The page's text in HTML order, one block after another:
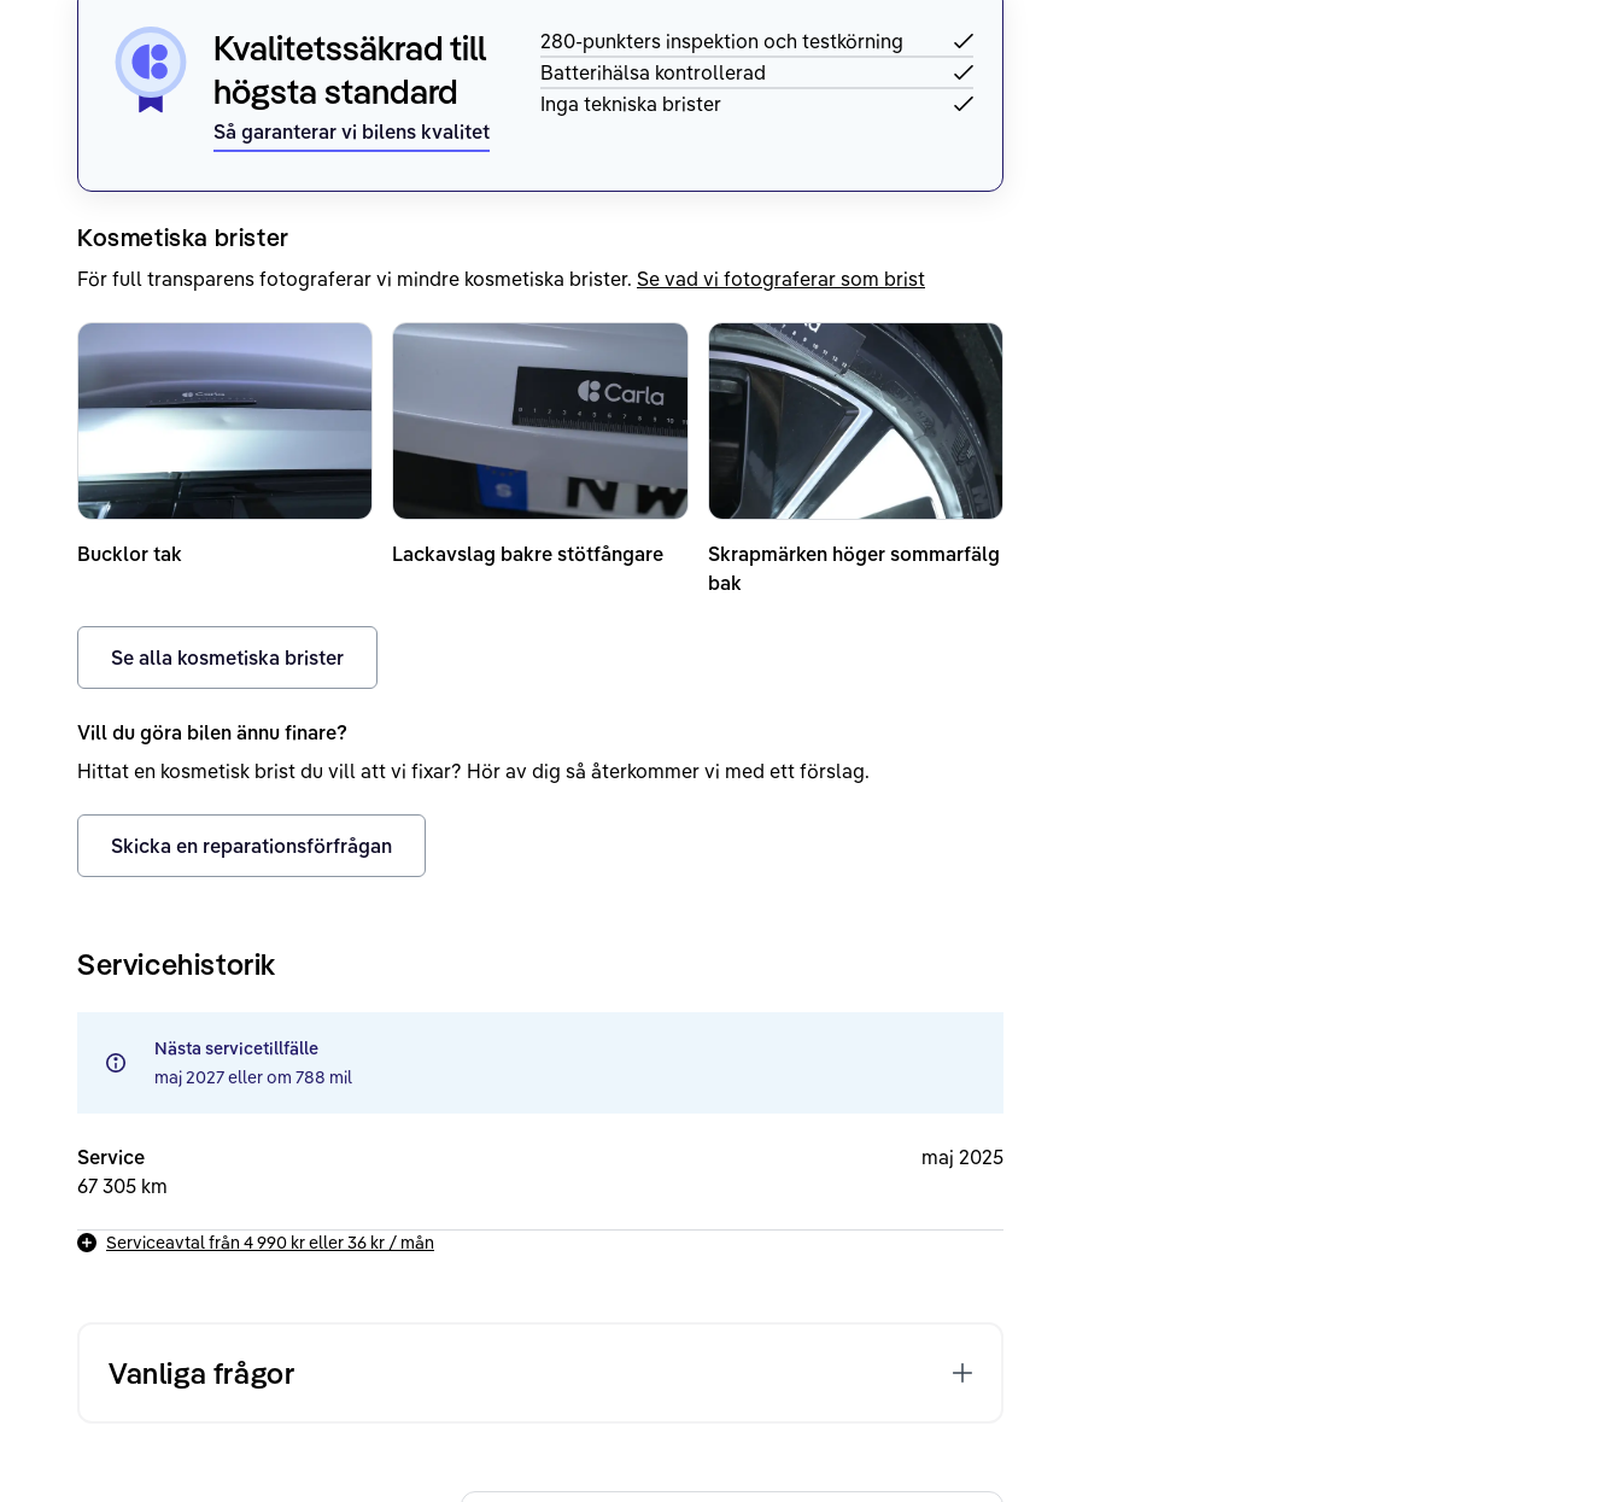
Kvalitetssäkrad till
högsta standard
Så garanterar vi bilens kvalitet
280-punkters inspektion och testkörning
Batterihälsa kontrollerad
Inga tekniska brister
Kosmetiska brister
För full transparens fotograferar vi mindre kosmetiska brister. Se vad vi fotograferar som brist
Bucklor tak Lackavslag bakre stötfångare
Skrapmärken höger sommarfälg
bak
Se alla kosmetiska brister
Vill du göra bilen ännu finare?
Hittat en kosmetisk brist du vill att vi fixar? Hör av dig så återkommer vi med ett förslag.
Skicka en reparationsförfrågan
Servicehistorik
Nästa servicetillfälle
maj 2027eller om 788 mil
Service
67 305 km
maj 2025
Serviceavtal från 4 990 kreller36 kr / mån
Vanliga frågor